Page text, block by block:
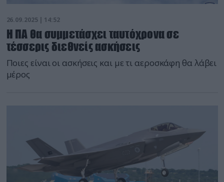
26.09.2025 | 14:52
Η ΠΑ θα συμμετάσχει ταυτόχρονα σε
τέσσερις διεθνείς ασκήσεις
Ποιες είναι οι ασκήσεις και με τι αεροσκάφη θα λάβει
μέρος